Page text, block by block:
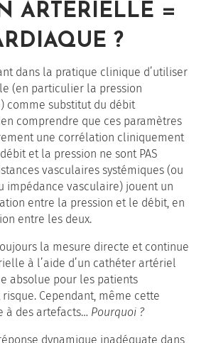
ARTERIELLE =
?
dans la pratique clinique d’utiliser
(en particulier la pression
comme substitut du débit
comprendre que ces paramètres
une corrélation cliniquement
et la pression ne sont PAS
vasculaires systémiques (ou
impédance vasculaire) jouent un
entre la pression et le débit, en
entre les deux.
la mesure directe et continue
à l’aide d’un cathéter artériel
absolue pour les patients
Cependant, même cette
à des artefacts… Pourquoi ?
dynamique inadéquate dans